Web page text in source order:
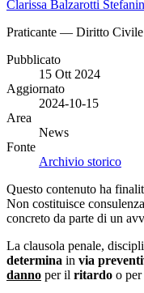
Clarissa Balzarotti
Praticante — Diritto Civile
Pubblicato
15 Ott 2024
Aggiornato
2024-10-15
Area
News
Fonte
Archivio storico
Questo contenuto ha
Non costituisce
concreto da parte di un
La clausola penale,
determina in via
danno per il ritardo o per